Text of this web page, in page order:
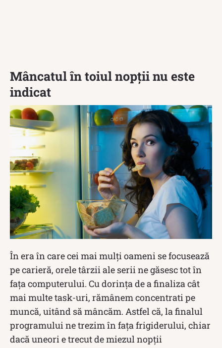
Mâncatul în toiul nopții nu este
indicat
În era în care cei mai mulți oameni se focusează
pe carieră, orele târzii ale serii ne găsesc tot în
fața computerului. Cu dorința de a finaliza cât
mai multe task-uri, rămânem concentrati pe
muncă, uitând să mâncăm. Astfel că, la finalul
programului ne trezim în fața frigiderului, chiar
dacă uneori e trecut de miezul nopții